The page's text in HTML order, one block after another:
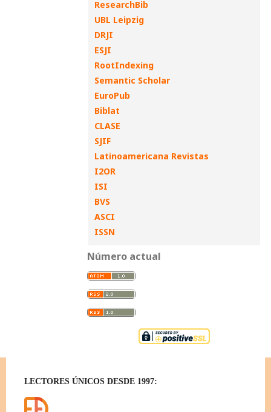
ResearchBib
UBL Leipzig
DRJI
ESJI
RootIndexing
Semantic Scholar
EuroPub
Biblat
CLASE
SJIF
Latinoamericana Revistas
I2OR
ISI
BVS
ASCI
ISSN
Número actual
LECTORES ÚNICOS DESDE 1997: